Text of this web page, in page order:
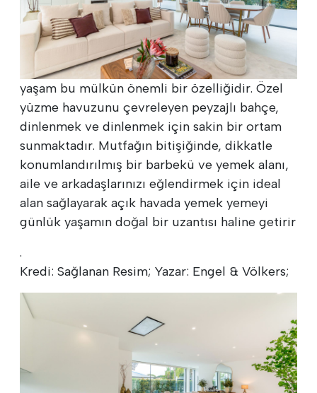
yaşam bu mülkün önemli bir özelliğidir. Özel
yüzme havuzunu çevreleyen peyzajlı bahçe,
dinlenmek ve dinlenmek için sakin bir ortam
sunmaktadır. Mutfağın bitişiğinde, dikkatle
konumlandırılmış bir barbekü ve yemek alanı,
aile ve arkadaşlarınızı eğlendirmek için ideal
alan sağlayarak açık havada yemek yemeyi
günlük yaşamın doğal bir uzantısı haline getirir
.
Kredi: Sağlanan Resim; Yazar: Engel & Völkers;